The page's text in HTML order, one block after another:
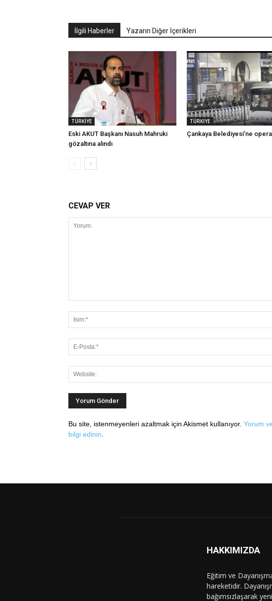
İlgili Haberler Yazarın Diğer İçerikleri
TÜRKİYE
Eski AKUT Başkanı Nasuh Mahruki
gözaltına alındı
TÜRKİYE
Çankaya Belediyesi’ne
CEVAP VER
Bu site, istenmeyenleri azaltmak için Akismet kullanıyor. Yorum
bilgi edinin
HAKKIMIZDA
Eğitim ve
hareketidir.
bağımsızlaşarak